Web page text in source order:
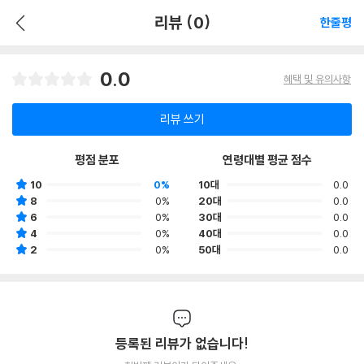
리뷰 (0) 한줄평
0.0 혜택 및 유의사항
리뷰 쓰기
평점 분포
10
0%
8
0%
6
0%
4
0%
2
0%
연령대별 평균 점수
10대
0.0
20대
0.0
30대
0.0
40대
0.0
50대
0.0
등록된 리뷰가 없습니다!